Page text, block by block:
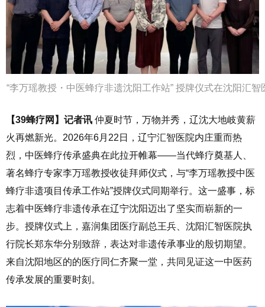
“李万瑶教授・中医蜂疗非遗沈阳工作站” 授牌仪式在沈阳汇智
【39蜂疗网】记者讯 仲夏时节，万物并秀，辽沈大地岐黄薪
火再燃新光。2026年6月22日，辽宁汇智医院内庄重而热
烈，中医蜂疗传承盛典在此拉开帷幕——当代蜂疗奠基人、
著名蜂疗专家李万瑶教授收徒拜师仪式，与“李万瑶教授中医
蜂疗非遗项目传承工作站”授牌仪式同期举行。这一盛事，标
志着中医蜂疗非遗传承在辽宁沈阳迈出了坚实而崭新的一
步。授牌仪式上，嘉润集团医疗副总王兵、沈阳汇智医院执
行院长郑东华分别致辞，表达对非遗传承事业的殷切期望。
来自沈阳地区的的医疗同仁齐聚一堂，共同见证这一中医药
传承发展的重要时刻。